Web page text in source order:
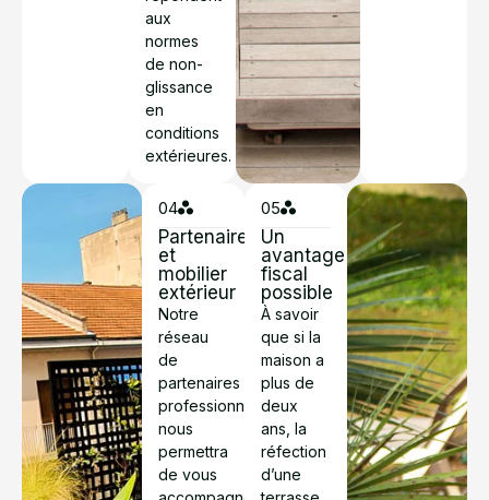
aux
normes
de non-
glissance
en
conditions
extérieures.
04
Partenaires
et
mobilier
extérieur
Notre
réseau
de
partenaires
professionnels
nous
permettra
de vous
05
Un
avantage
fiscal
possible
À savoir
que si la
maison a
plus de
deux
ans, la
réfection
d’une